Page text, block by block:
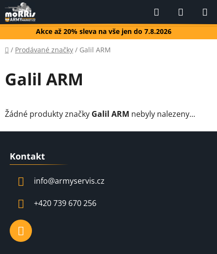
Přejít
na
obsah
Akce až 20% sleva na vše jen do 7.8.2026
Hledat
KOŠÍK
Domů
/ Prodávané značky / Galil ARM
Galil ARM
Žádné produkty značky Galil ARM nebyly nalezeny...
Kontakt
info@armyservis.cz
+420 739 670 256